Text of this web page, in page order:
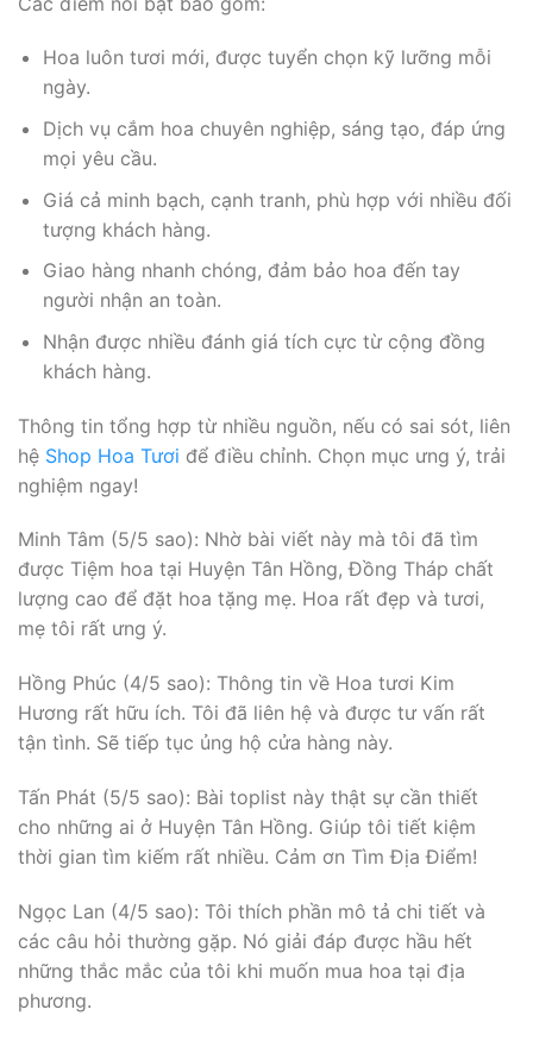
Hoa luôn tươi mới, được tuyển chọn kỹ lưỡng mỗi
ngày.
Dịch vụ cắm hoa chuyên nghiệp, sáng tạo, đáp ứng
mọi yêu cầu.
Giá cả minh bạch, cạnh tranh, phù hợp với nhiều đối
tượng khách hàng.
Giao hàng nhanh chóng, đảm bảo hoa đến tay
người nhận an toàn.
Nhận được nhiều đánh giá tích cực từ cộng đồng
khách hàng.
Thông tin tổng hợp từ nhiều nguồn, nếu có sai sót, liên
hệ Shop Hoa Tươi để điều chỉnh. Chọn mục ưng ý, trải
nghiệm ngay!
Minh Tâm (5/5 sao): Nhờ bài viết này mà tôi đã tìm
được Tiệm hoa tại Huyện Tân Hồng, Đồng Tháp chất
lượng cao để đặt hoa tặng mẹ. Hoa rất đẹp và tươi,
mẹ tôi rất ưng ý.
Hồng Phúc (4/5 sao): Thông tin về Hoa tươi Kim
Hương rất hữu ích. Tôi đã liên hệ và được tư vấn rất
tận tình. Sẽ tiếp tục ủng hộ cửa hàng này.
Tấn Phát (5/5 sao): Bài toplist này thật sự cần thiết
cho những ai ở Huyện Tân Hồng. Giúp tôi tiết kiệm
thời gian tìm kiếm rất nhiều. Cảm ơn Tìm Địa Điểm!
Ngọc Lan (4/5 sao): Tôi thích phần mô tả chi tiết và
các câu hỏi thường gặp. Nó giải đáp được hầu hết
những thắc mắc của tôi khi muốn mua hoa tại địa
phương.